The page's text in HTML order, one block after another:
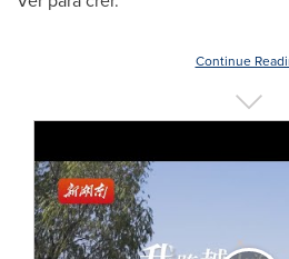
Continue